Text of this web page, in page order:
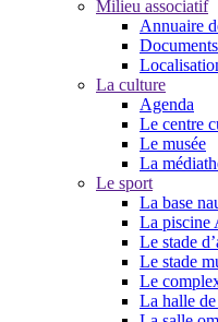
Milieu associatif
Annuaire
La culture
Agenda
Le centre
Le musée
La
Le sport
La base
La piscine
Le stade
Le stade
Le
La halle